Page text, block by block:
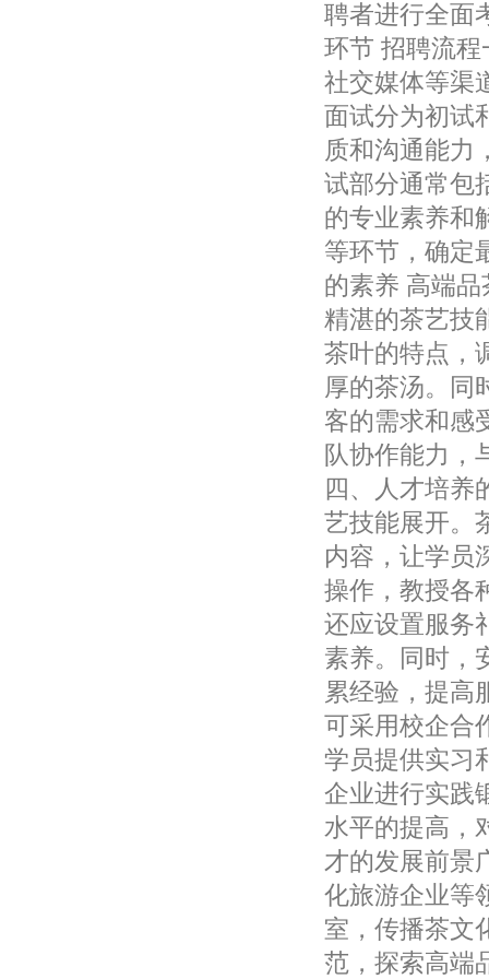
聘者进行全面
环节 招聘流
社交媒体等渠
面试分为初试
质和沟通能力
试部分通常包
的专业素养和
等环节，确定
的素养 高端
精湛的茶艺技
茶叶的特点，
厚的茶汤。同
客的需求和感
队协作能力，
四、人才培养
艺技能展开。
内容，让学员
操作，教授各
还应设置服务
素养。同时，
累经验，提高
可采用校企合
学员提供实习
企业进行实践
水平的提高，
才的发展前景
化旅游企业等
室，传播茶文
范，探索高端